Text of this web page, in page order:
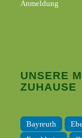
Anmeldung
UNSERE
ZUHAUSE
Bayreuth